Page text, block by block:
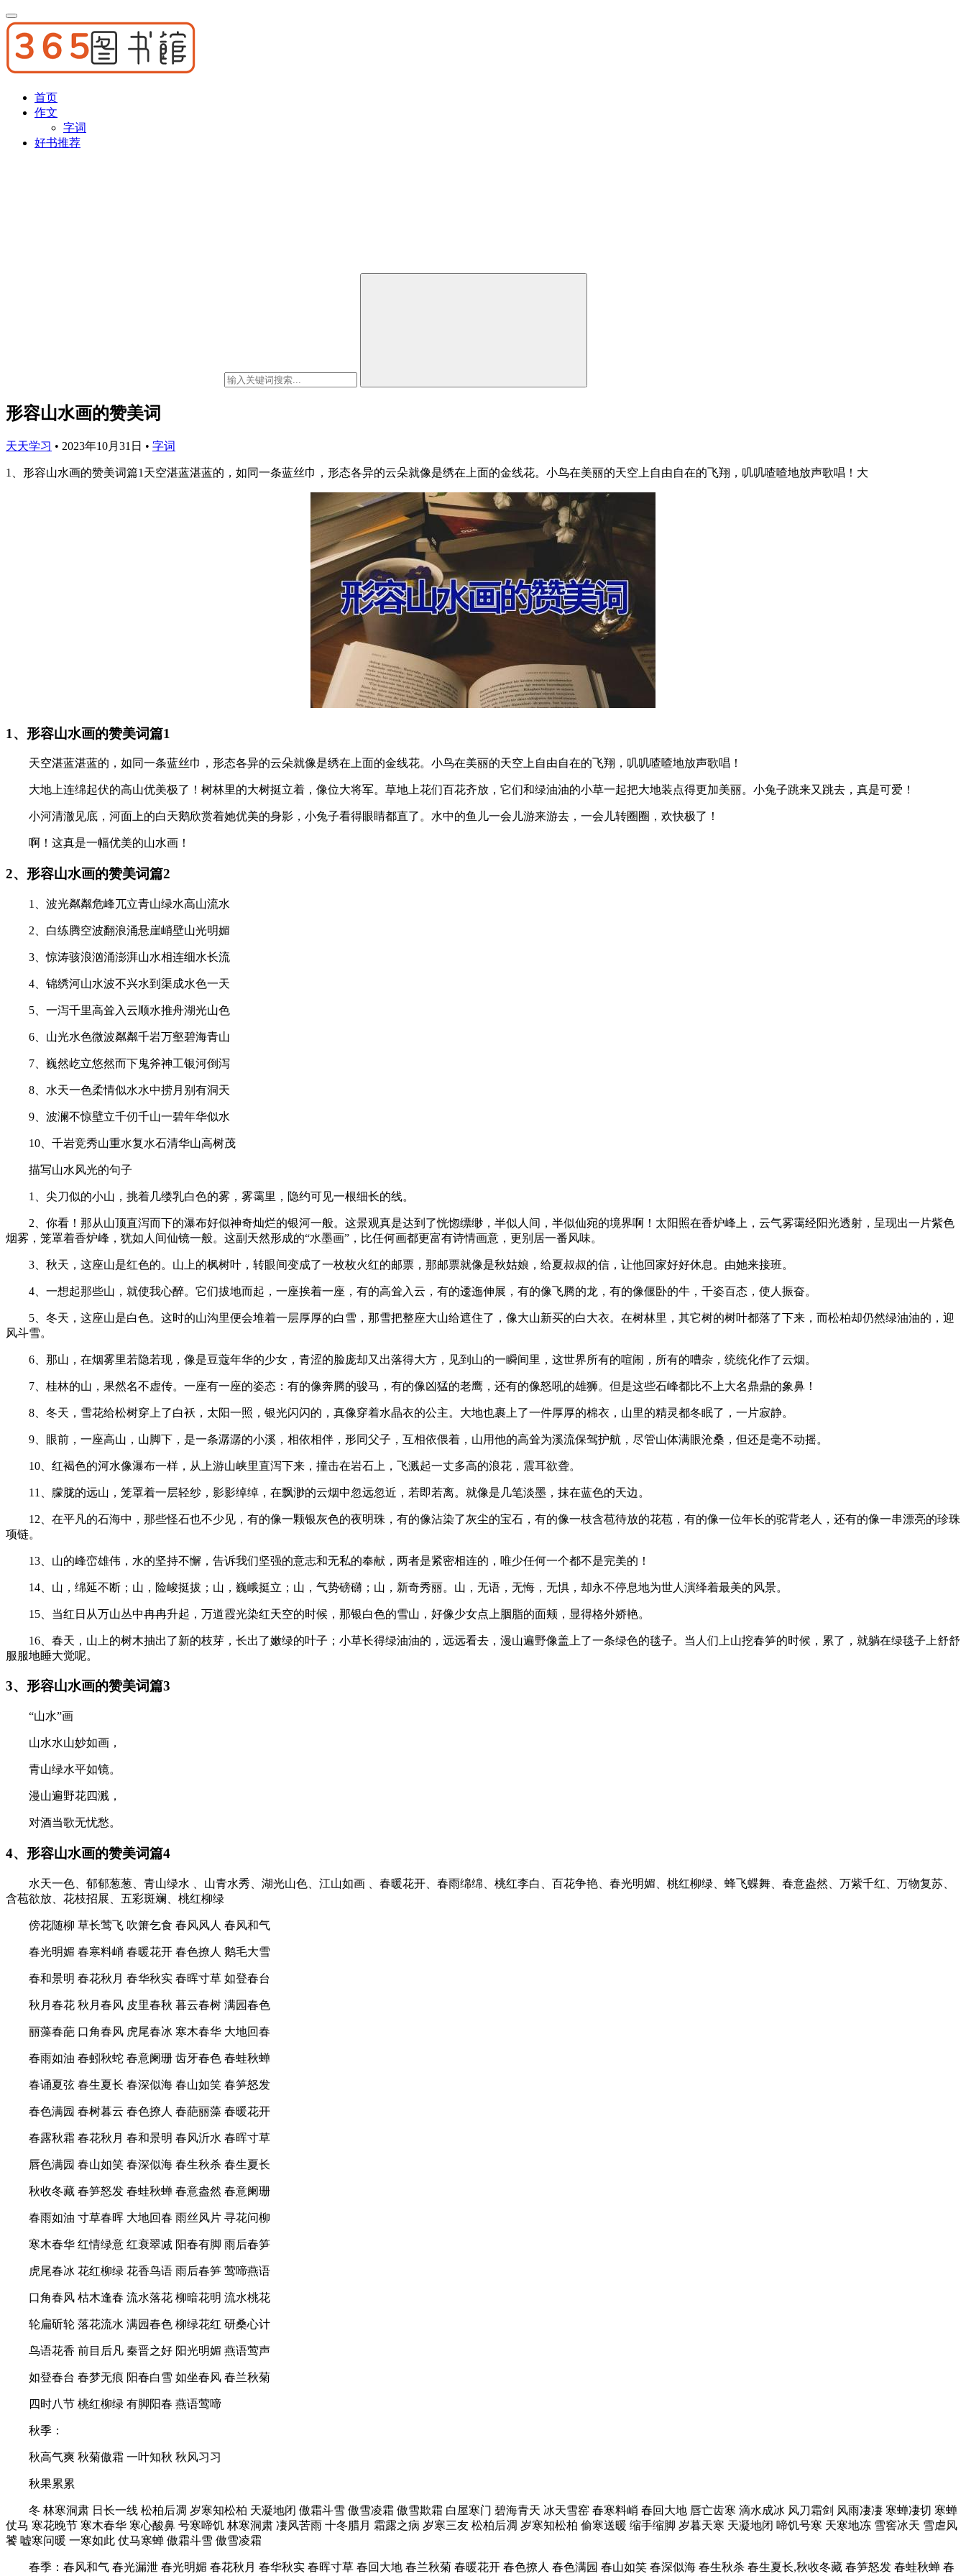
首页
作文
字词
好书推荐
形容山水画的赞美词
天天学习 • 2023年10月31日 • 字词
1、形容山水画的赞美词篇1天空湛蓝湛蓝的，如同一条蓝丝巾，形态各异的云朵就像是绣在上面的金线花。小鸟在美丽的天空上自由自在的飞翔，叽叽喳喳地放声歌唱！大
1、形容山水画的赞美词篇1
天空湛蓝湛蓝的，如同一条蓝丝巾，形态各异的云朵就像是绣在上面的金线花。小鸟在美丽的天空上自由自在的飞翔，叽叽喳喳地放声歌唱！
大地上连绵起伏的高山优美极了！树林里的大树挺立着，像位大将军。草地上花们百花齐放，它们和绿油油的小草一起把大地装点得更加美丽。小兔子跳来又跳去，真是可爱！
小河清澈见底，河面上的白天鹅欣赏着她优美的身影，小兔子看得眼睛都直了。水中的鱼儿一会儿游来游去，一会儿转圈圈，欢快极了！
啊！这真是一幅优美的山水画！
2、形容山水画的赞美词篇2
1、波光粼粼危峰兀立青山绿水高山流水
2、白练腾空波翻浪涌悬崖峭壁山光明媚
3、惊涛骇浪汹涌澎湃山水相连细水长流
4、锦绣河山水波不兴水到渠成水色一天
5、一泻千里高耸入云顺水推舟湖光山色
6、山光水色微波粼粼千岩万壑碧海青山
7、巍然屹立悠然而下鬼斧神工银河倒泻
8、水天一色柔情似水水中捞月别有洞天
9、波澜不惊壁立千仞千山一碧年华似水
10、千岩竞秀山重水复水石清华山高树茂
描写山水风光的句子
1、尖刀似的小山，挑着几缕乳白色的雾，雾霭里，隐约可见一根细长的线。
2、你看！那从山顶直泻而下的瀑布好似神奇灿烂的银河一般。这景观真是达到了恍惚缥缈，半似人间，半似仙宛的境界啊！太阳照在香炉峰上，云气雾霭经阳光透射，呈现出一片紫色
烟雾，笼罩着香炉峰，犹如人间仙镜一般。这副天然形成的“水墨画”，比任何画都更富有诗情画意，更别居一番风味。
3、秋天，这座山是红色的。山上的枫树叶，转眼间变成了一枚枚火红的邮票，那邮票就像是秋姑娘，给夏叔叔的信，让他回家好好休息。由她来接班。
4、一想起那些山，就使我心醉。它们拔地而起，一座挨着一座，有的高耸入云，有的逶迤伸展，有的像飞腾的龙，有的像偃卧的牛，千姿百态，使人振奋。
5、冬天，这座山是白色。这时的山沟里便会堆着一层厚厚的白雪，那雪把整座大山给遮住了，像大山新买的白大衣。在树林里，其它树的树叶都落了下来，而松柏却仍然绿油油的，迎
风斗雪。
6、那山，在烟雾里若隐若现，像是豆蔻年华的少女，青涩的脸庞却又出落得大方，见到山的一瞬间里，这世界所有的喧闹，所有的嘈杂，统统化作了云烟。
7、桂林的山，果然名不虚传。一座有一座的姿态：有的像奔腾的骏马，有的像凶猛的老鹰，还有的像怒吼的雄狮。但是这些石峰都比不上大名鼎鼎的象鼻！
8、冬天，雪花给松树穿上了白袄，太阳一照，银光闪闪的，真像穿着水晶衣的公主。大地也裹上了一件厚厚的棉衣，山里的精灵都冬眠了，一片寂静。
9、眼前，一座高山，山脚下，是一条潺潺的小溪，相依相伴，形同父子，互相依偎着，山用他的高耸为溪流保驾护航，尽管山体满眼沧桑，但还是毫不动摇。
10、红褐色的河水像瀑布一样，从上游山峡里直泻下来，撞击在岩石上，飞溅起一丈多高的浪花，震耳欲聋。
11、朦胧的远山，笼罩着一层轻纱，影影绰绰，在飘渺的云烟中忽远忽近，若即若离。就像是几笔淡墨，抹在蓝色的天边。
12、在平凡的石海中，那些怪石也不少见，有的像一颗银灰色的夜明珠，有的像沾染了灰尘的宝石，有的像一枝含苞待放的花苞，有的像一位年长的驼背老人，还有的像一串漂亮的珍珠
项链。
13、山的峰峦雄伟，水的坚持不懈，告诉我们坚强的意志和无私的奉献，两者是紧密相连的，唯少任何一个都不是完美的！
14、山，绵延不断；山，险峻挺拔；山，巍峨挺立；山，气势磅礴；山，新奇秀丽。山，无语，无悔，无惧，却永不停息地为世人演绎着最美的风景。
15、当红日从万山丛中冉冉升起，万道霞光染红天空的时候，那银白色的雪山，好像少女点上胭脂的面颊，显得格外娇艳。
16、春天，山上的树木抽出了新的枝芽，长出了嫩绿的叶子；小草长得绿油油的，远远看去，漫山遍野像盖上了一条绿色的毯子。当人们上山挖春笋的时候，累了，就躺在绿毯子上舒舒
服服地睡大觉呢。
3、形容山水画的赞美词篇3
“山水”画
山水水山妙如画，
青山绿水平如镜。
漫山遍野花四溅，
对酒当歌无忧愁。
4、形容山水画的赞美词篇4
水天一色、郁郁葱葱、青山绿水 、山青水秀、湖光山色、江山如画 、春暖花开、春雨绵绵、桃红李白、百花争艳、春光明媚、桃红柳绿、蜂飞蝶舞、春意盎然、万紫千红、万物复苏、
含苞欲放、花枝招展、五彩斑斓、桃红柳绿
傍花随柳 草长莺飞 吹箫乞食 春风风人 春风和气
春光明媚 春寒料峭 春暖花开 春色撩人 鹅毛大雪
春和景明 春花秋月 春华秋实 春晖寸草 如登春台
秋月春花 秋月春风 皮里春秋 暮云春树 满园春色
丽藻春葩 口角春风 虎尾春冰 寒木春华 大地回春
春雨如油 春蚓秋蛇 春意阑珊 齿牙春色 春蛙秋蝉
春诵夏弦 春生夏长 春深似海 春山如笑 春笋怒发
春色满园 春树暮云 春色撩人 春葩丽藻 春暖花开
春露秋霜 春花秋月 春和景明 春风沂水 春晖寸草
唇色满园 春山如笑 春深似海 春生秋杀 春生夏长
秋收冬藏 春笋怒发 春蛙秋蝉 春意盎然 春意阑珊
春雨如油 寸草春晖 大地回春 雨丝风片 寻花问柳
寒木春华 红情绿意 红衰翠减 阳春有脚 雨后春笋
虎尾春冰 花红柳绿 花香鸟语 雨后春笋 莺啼燕语
口角春风 枯木逢春 流水落花 柳暗花明 流水桃花
轮扁斫轮 落花流水 满园春色 柳绿花红 研桑心计
鸟语花香 前目后凡 秦晋之好 阳光明媚 燕语莺声
如登春台 春梦无痕 阳春白雪 如坐春风 春兰秋菊
四时八节 桃红柳绿 有脚阳春 燕语莺啼
秋季：
秋高气爽 秋菊傲霜 一叶知秋 秋风习习
秋果累累
冬 林寒洞肃 日长一线 松柏后凋 岁寒知松柏 天凝地闭 傲霜斗雪 傲雪凌霜 傲雪欺霜 白屋寒门 碧海青天 冰天雪窑 春寒料峭 春回大地 唇亡齿寒 滴水成冰 风刀霜剑 风雨凄凄 寒蝉凄切 寒蝉
仗马 寒花晚节 寒木春华 寒心酸鼻 号寒啼饥 林寒洞肃 凄风苦雨 十冬腊月 霜露之病 岁寒三友 松柏后凋 岁寒知松柏 偷寒送暖 缩手缩脚 岁暮天寒 天凝地闭 啼饥号寒 天寒地冻 雪窖冰天 雪虐风
饕 嘘寒问暖 一寒如此 仗马寒蝉 傲霜斗雪 傲雪凌霜
春季：春风和气 春光漏泄 春光明媚 春花秋月 春华秋实 春晖寸草 春回大地 春兰秋菊 春暖花开 春色撩人 春色满园 春山如笑 春深似海 春生秋杀 春生夏长,秋收冬藏 春笋怒发 春蛙秋蝉 春